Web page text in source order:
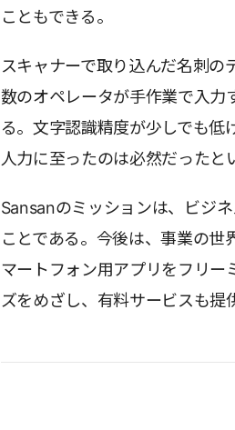
こともできる。
スキャナーで取り込んだ名刺
数のオペレータが手作業で入力
る。文字認識精度が少しでも低
人力に至ったのは必然だったと
Sansanのミッションは、ビジ
ことである。今後は、事業の世
マートフォン用アプリをフリー
ズをめざし、有料サービスも提